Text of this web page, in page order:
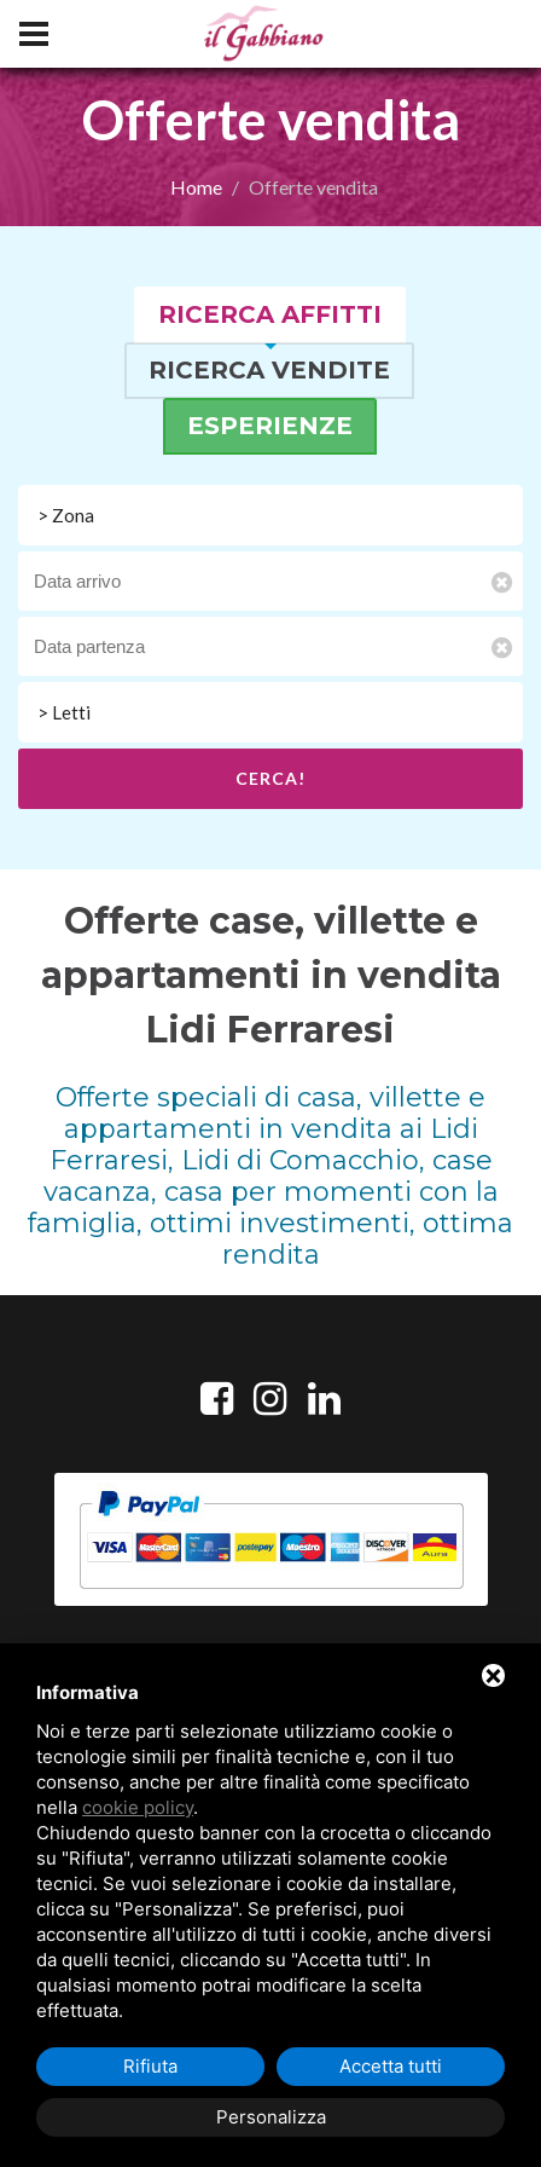
Offerte vendita
Home Offerte vendita
RICERCA AFFITTI
RICERCA VENDITE
ESPERIENZE
> Zona
> Letti
CERCA!
Offerte case, villette e
appartamenti in vendita
Lidi Ferraresi
Offerte speciali di casa, villette e
appartamenti in vendita ai Lidi
Ferraresi, Lidi di Comacchio, case
vacanza, casa per momenti con la
famiglia, ottimi investimenti, ottima
rendita
Quartiere Le Valli 44024 - LIDO SPINA (FE) |
info@agenziailgabbiano.com| Tel.0533/330534
CIN:IT038006B4UYPE3OES | CIR: 038006-CV-00149 | P.iva
01374220380 - C.F SMNPRS71T25C912F - N.REA:
FE/161982 ISCRIZIONE AGENTI IMMOBILIARI | AGENTI
CON MANDATO A TITOLO ONEROSO | Codice struttura:
Informativa
Noi e terze parti selezionate utilizziamo cookie o
tecnologie simili per finalità tecniche e, con il tuo
consenso, anche per altre finalità come specificato
nella cookie policy.
Chiudendo questo banner con la crocetta o cliccando
su "Rifiuta", verranno utilizzati solamente cookie
tecnici. Se vuoi selezionare i cookie da installare,
clicca su "Personalizza". Se preferisci, puoi
acconsentire all'utilizzo di tutti i cookie, anche diversi
da quelli tecnici, cliccando su "Accetta tutti". In
qualsiasi momento potrai modificare la scelta
effettuata.
Personalizza
Rifiuta Accetta tutti